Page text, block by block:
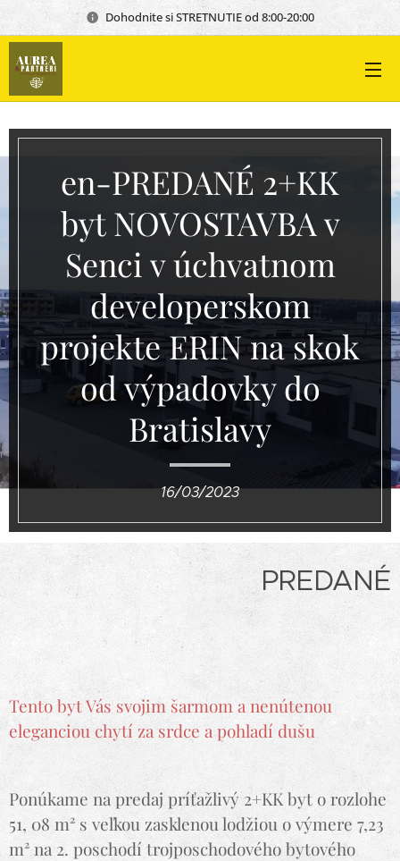
Dohodnite si STRETNUTIE od 8:00-20:00
en-PREDANÉ 2+KK
byt NOVOSTAVBA v
Senci v úchvatnom
developerskom
projekte ERIN na skok
od výpadovky do
Bratislavy
16/03/2023
PREDANÉ
Tento byt Vás svojim šarmom a nenútenou
eleganciou chytí za srdce a pohladí dušu
Ponúkame na predaj príťažlivý 2+KK byt o rozlohe
51, 08 m² s veľkou zasklenou lodžiou o výmere 7,23
m² na 2. poschodí trojposchodového bytového